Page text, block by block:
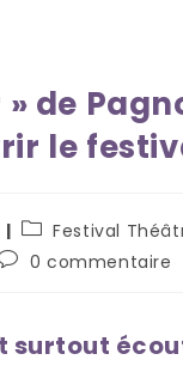
» de
le
Festival
0 commentaire
surtout